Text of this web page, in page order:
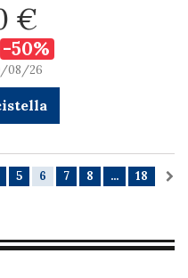
€
-50%
08/26
5 6 7 8 ... 18